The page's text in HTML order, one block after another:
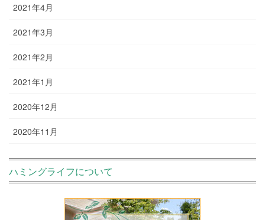
2021年4月
2021年3月
2021年2月
2021年1月
2020年12月
2020年11月
ハミングライフについて